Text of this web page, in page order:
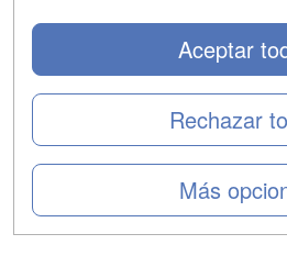
Más
Rechazar
Aceptar